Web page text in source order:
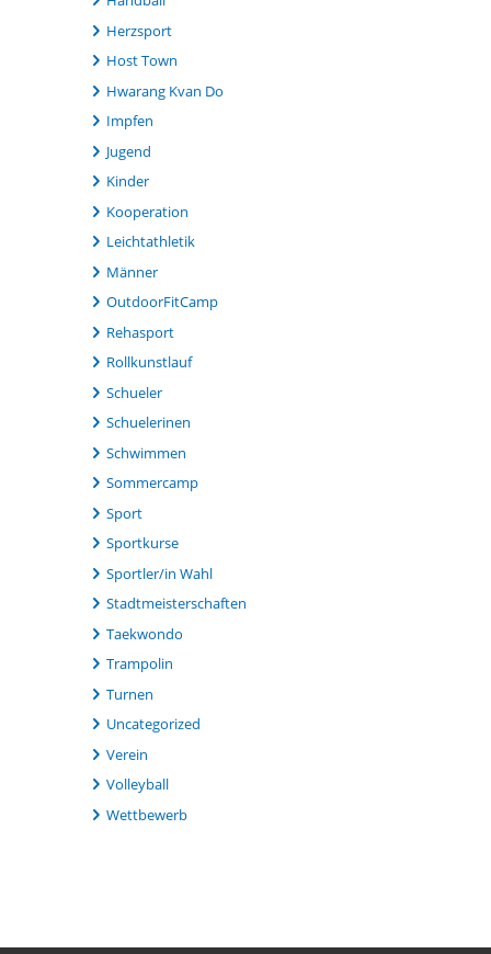
Herzsport
Host Town
Hwarang Kvan Do
Impfen
Jugend
Kinder
Kooperation
Leichtathletik
Männer
OutdoorFitCamp
Rehasport
Rollkunstlauf
Schueler
Schuelerinen
Schwimmen
Sommercamp
Sport
Sportkurse
Sportler/in Wahl
Stadtmeisterschaften
Taekwondo
Trampolin
Turnen
Uncategorized
Verein
Volleyball
Wettbewerb